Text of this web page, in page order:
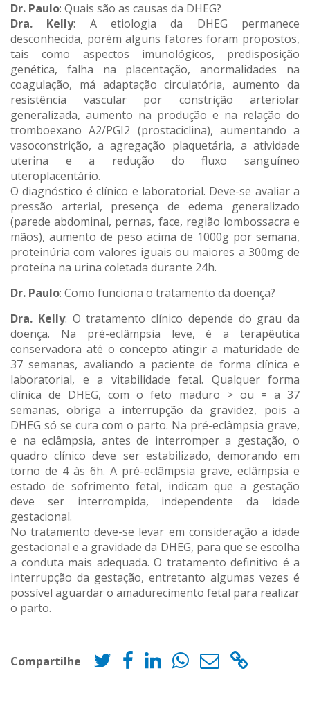
Dr. Paulo: Quais são as causas da DHEG?
Dra. Kelly: A etiologia da DHEG permanece
desconhecida, porém alguns fatores foram propostos,
tais como aspectos imunológicos, predisposição
genética, falha na placentação, anormalidades na
coagulação, má adaptação circulatória, aumento da
resistência vascular por constrição arteriolar
generalizada, aumento na produção e na relação do
tromboexano A2/PGI2 (prostaciclina), aumentando a
vasoconstrição, a agregação plaquetária, a atividade
uterina e a redução do fluxo sanguíneo
uteroplacentário.
O diagnóstico é clínico e laboratorial. Deve-se avaliar a
pressão arterial, presença de edema generalizado
(parede abdominal, pernas, face, região lombossacra e
mãos), aumento de peso acima de 1000g por semana,
proteinúria com valores iguais ou maiores a 300mg de
proteína na urina coletada durante 24h.
Dr. Paulo: Como funciona o tratamento da doença?
Dra. Kelly: O tratamento clínico depende do grau da
doença. Na pré-eclâmpsia leve, é a terapêutica
conservadora até o concepto atingir a maturidade de
37 semanas, avaliando a paciente de forma clínica e
laboratorial, e a vitabilidade fetal. Qualquer forma
clínica de DHEG, com o feto maduro > ou = a 37
semanas, obriga a interrupção da gravidez, pois a
DHEG só se cura com o parto. Na pré-eclâmpsia grave,
e na eclâmpsia, antes de interromper a gestação, o
quadro clínico deve ser estabilizado, demorando em
torno de 4 às 6h. A pré-eclâmpsia grave, eclâmpsia e
estado de sofrimento fetal, indicam que a gestação
deve ser interrompida, independente da idade
gestacional.
No tratamento deve-se levar em consideração a idade
gestacional e a gravidade da DHEG, para que se escolha
a conduta mais adequada. O tratamento definitivo é a
interrupção da gestação, entretanto algumas vezes é
possível aguardar o amadurecimento fetal para realizar
o parto.
Compartilhe